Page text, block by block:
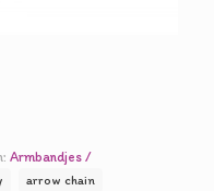
Armbandjes /
arrow chain